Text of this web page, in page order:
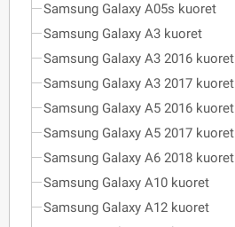
Samsung Galaxy A05s kuoret
Samsung Galaxy A3 kuoret
Samsung Galaxy A3 2016 kuoret
Samsung Galaxy A3 2017 kuoret
Samsung Galaxy A5 2016 kuoret
Samsung Galaxy A5 2017 kuoret
Samsung Galaxy A6 2018 kuoret
Samsung Galaxy A10 kuoret
Samsung Galaxy A12 kuoret